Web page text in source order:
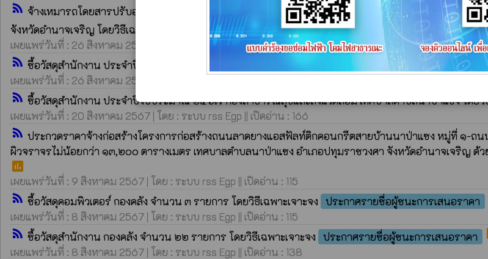
rss_feed จ้างเหมารถโดยสารปรับอากาศ ๒ ชั้น ไม่ประจำทาง จำนวน ๒ คัน ตามโครงการส่งเสริม/สนับสนุนกิจกร
จังหวัดอำนาจเจริญ โดยวิธีเฉพาะเจาะจง
ประกาศรายชื่อผู้ชนะการเสนอราคา poll
เผยแพร่วันที่ : 26 สิงหาคม 2567 | โดย : ระบบ rss Egp || เปิดอ่าน : 130
rss_feed ซื้อวัสดุสำนักงาน ประจำปีงบประมาณ ๒๕๖๗ กองสาธารณสุขและสิ่งแวดล้อม เทศบาลตำบลนาป่าแซง โดยวิ
เผยแพร่วันที่ : 26 สิงหาคม 2567 | โดย : ระบบ rss Egp || เปิดอ่าน : 157
rss_feed ซื้อวัสดุสำนักงาน ประจำปีงบประมาณ ๒๕๖๗ กองสาธารณสุขและสิ่งแวดล้อม เทศบาลตำบลนาป่าแซง โดยวิ
เผยแพร่วันที่ : 20 สิงหาคม 2567 | โดย : ระบบ rss Egp || เปิดอ่าน : 166
rss_feed ประกวดราคาจ้างก่อสร้างโครงการก่อสร้างถนนลาดยางแอสฟัลท์ติกคอนกรีตสายบ้านนาป่าแซง หมู่ที่ ๑-ถ
ผิวจราจรไม่น้อยกว่า ๑๓,๒๐๐ ตารางเมตร เทศบาลตำบลนาป่าแซง อำเภอปทุมราชวงศา จังหวัดอำนาจเจริญ ด้
poll
เผยแพร่วันที่ : 9 สิงหาคม 2567 | โดย : ระบบ rss Egp || เปิดอ่าน : 115
rss_feed ซื้อวัสดุคอมพิวเตอร์ กองคลัง จำนวน ๓ รายการ โดยวิธีเฉพาะเจาะจง ประกาศรายชื่อผู้ชนะการเสนอราคา
เผยแพร่วันที่ : 8 สิงหาคม 2567 | โดย : ระบบ rss Egp || เปิดอ่าน : 115
rss_feed ซื้อวัสดุสำนักงาน กองคลัง จำนวน ๒๒ รายการ โดยวิธีเฉพาะเจาะจง ประกาศรายชื่อผู้ชนะการเสนอราคา
เผยแพร่วันที่ : 8 สิงหาคม 2567 | โดย : ระบบ rss Egp || เปิดอ่าน : 138